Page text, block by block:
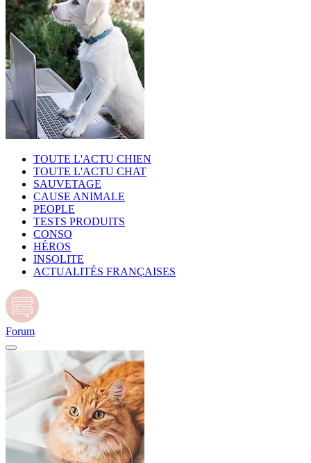
TOUTE L'ACTU CHIEN
TOUTE L'ACTU CHAT
SAUVETAGE
CAUSE ANIMALE
PEOPLE
TESTS PRODUITS
CONSO
HÉROS
INSOLITE
ACTUALITÉS FRANÇAISES
Forum